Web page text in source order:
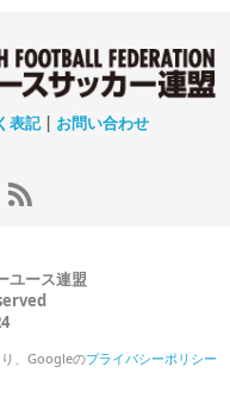
表記| お問い合わせ
ユース連盟
り、Googleのプライバシーポリシー